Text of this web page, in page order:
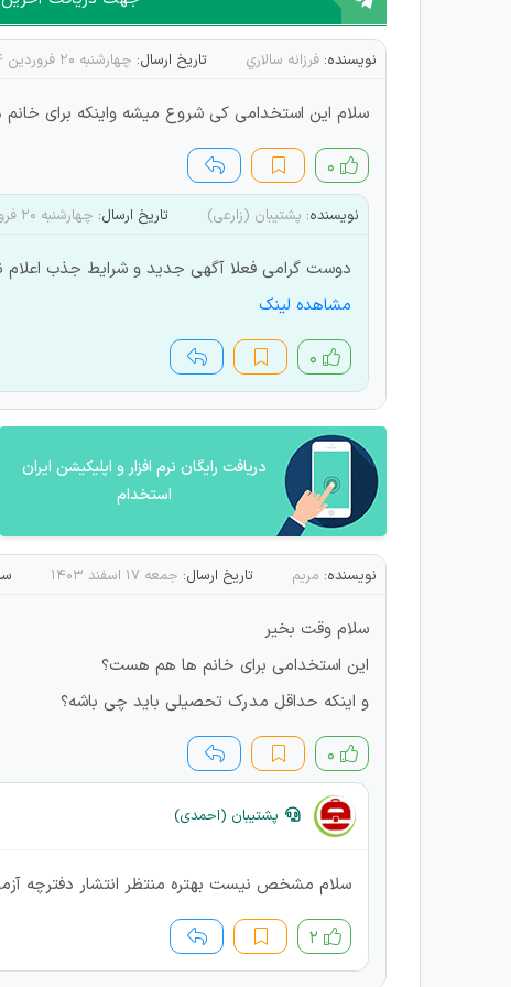
نویسنده: فرزانه سالاري تاریخ ارسال: چهارشنبه ۲۰ فروردین ۱۴۰۴
سلام این استخدامی کی شروع میشه واینکه برای
۰
نویسنده: پشتیبان (زارعی) تاریخ ارسال: چهارشنبه ۲۰ فروردین ۱۴۰۴
دوست گرامی فعلا آگهی جدید و شرایط جذب
مشاهده لینک
۰
دریافت رایگان نرم افزار و اپلیکیشن ایران
استخدام
نویسنده: مریم تاریخ ارسال: جمعه ۱۷ اسفند ۱۴۰۳
سلام وقت بخیر
این استخدامی برای خانم ها هم هست؟
و اینکه حداقل مدرک تحصیلی باید چی باشه؟
۰
پشتیبان (احمدی)
سلام مشخص نیست بهتره منتظر انتشار دفترچه
۲